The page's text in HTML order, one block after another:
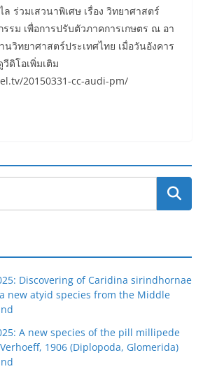
ร่วมเสวนาพิเศษ เรื่อง วิทยาศาสตร์
รม เพื่อการปรับตัวภาคการเกษตร ณ อา
วิทยาศาสตร์ประเทศไทย เมื่อวันอังคาร
ดิโอเพิ่มเติม
20150331-cc-audi-pm/
Discovering of Caridina sirindhornae
new atyid species from the Middle
A new species of the pill millipede
1906 (Diplopoda, Glomerida)